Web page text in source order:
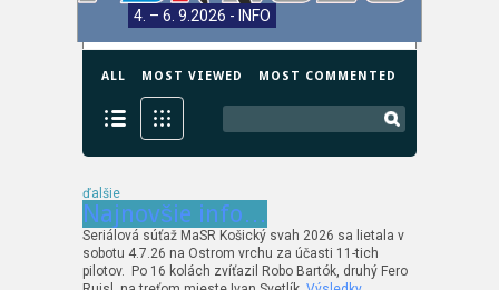
4. – 6. 9.2026 - INFO
ALL MOST VIEWED MOST COMMENTED
ďalšie
Najnovšie info…
Seriálová súťaž MaSR Košický svah 2026 sa lietala v
sobotu 4.7.26 na Ostrom vrchu za účasti 11-tich
pilotov. Po 16 kolách zvíťazil Robo Bartók, druhý Fero